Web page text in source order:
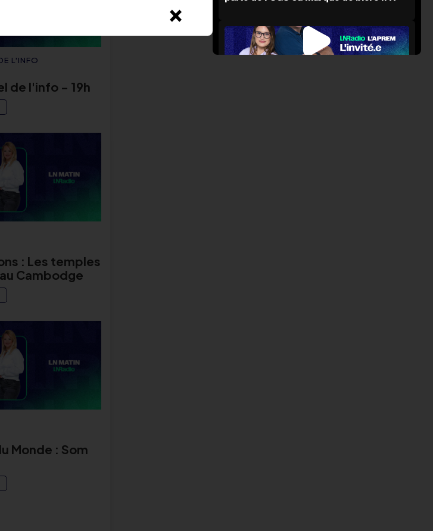
L'INFO
de l'info - 19h
: Les temples
Cambodge
Monde : Som
×